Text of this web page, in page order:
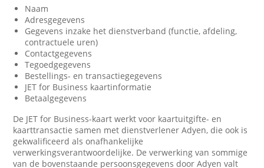
Naam
Adresgegevens
Gegevens inzake het dienstverband (functie, afdeling,
contractuele uren)
Contactgegevens
Tegoedgegevens
Bestellings- en transactiegegevens
JET for Business kaartinformatie
Betaalgegevens
De JET for Business-kaart werkt voor kaartuitgifte- en
kaarttransactie samen met dienstverlener Adyen, die ook is
gekwalificeerd als onafhankelijke
verwerkingsverantwoordelijke. De verwerking van sommige
van de bovenstaande persoonsgegevens door Adyen valt